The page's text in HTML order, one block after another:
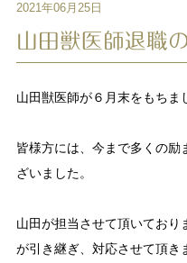
2021年06月25日
山田獣医師退職
山田獣医師が６月末をもちま
皆様方には、今まで多くの
ざいました。
山田が担当させて頂いており
が引き継ぎ、対応させて頂き